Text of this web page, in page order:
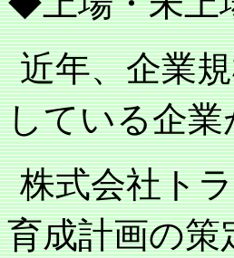
近年、企業
している企
株式会社ト
育成計画の